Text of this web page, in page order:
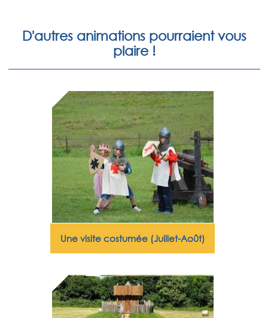
D'autres animations pourraient vous
plaire !
Une visite costumée (Juillet-Août)